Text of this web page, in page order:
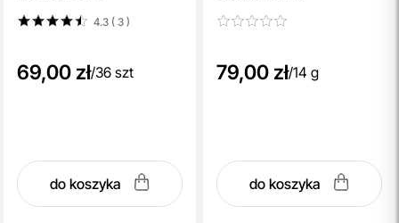
4.3 ( 3)
69,00 zł/36 szt
do koszyka
79,00 zł/14 g
do koszyka